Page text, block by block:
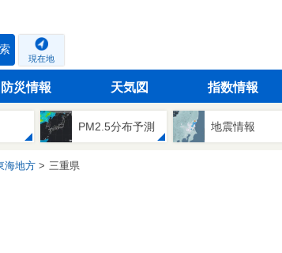
現在地
防災情報 天気図 指数情報
PM2.5分布予測 地震情報
海地方 三重県